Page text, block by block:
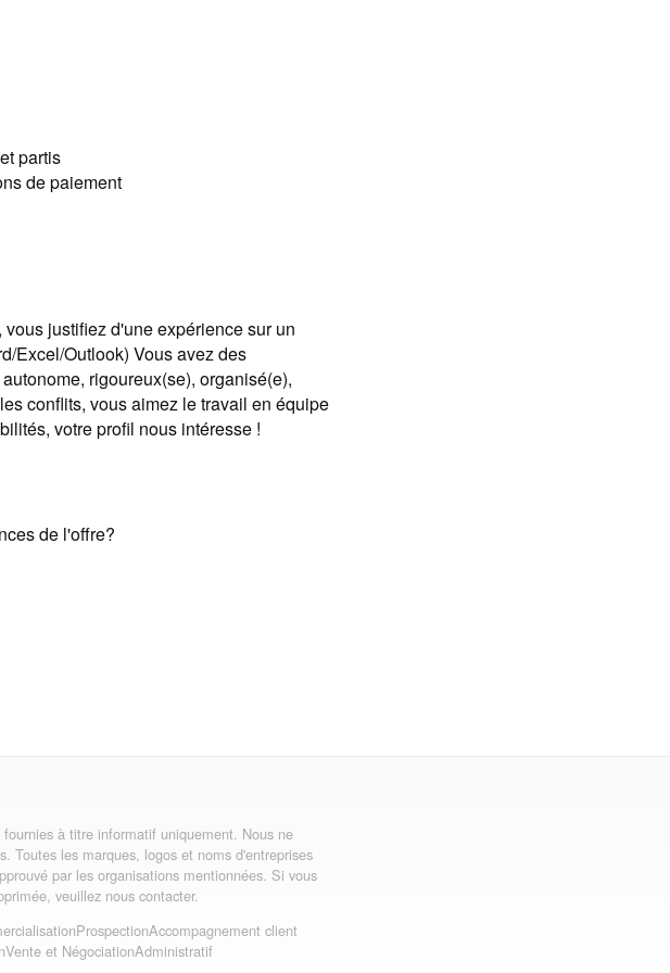
partis
de paiement
justifiez d'une expérience sur un
Excel/Outlook) Vous avez des
rigoureux(se), organisé(e),
conflits, vous aimez le travail en équipe
votre profil nous intéresse !
de l'offre?
à titre informatif uniquement. Nous ne
Toutes les marques, logos et noms d'entreprises
par les organisations mentionnées. Si vous
veuillez nous contacter.
ProspectionAccompagnement client
Vente et NégociationAdministratif